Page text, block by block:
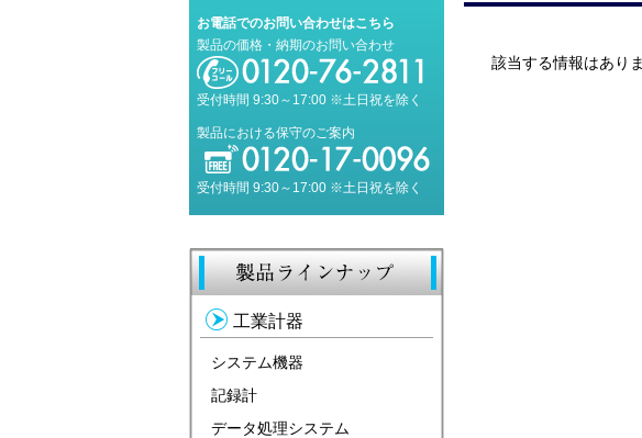
該当する情報はあり
お電話でのお問い合わせはこちら
製品の価格・納期のお問い合わせ
受付時間 9:30～17:00 ※土日祝を除く
製品における保守のご案内
受付時間 9:30～17:00 ※土日祝を除く
工業計器
システム機器
記録計
データ処理システム